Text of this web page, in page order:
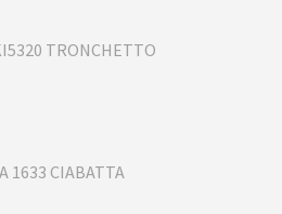
TRONCHETTO
1633 CIABATTA